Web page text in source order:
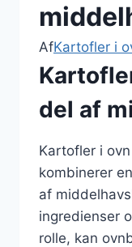
AfKartofler i
del af
Kartofler i
kombinerer
af
ingredienser
rolle, kan